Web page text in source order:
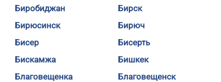
Биробиджан
Бирск
Бирюсинск
Бирюч
Бисер
Бисерть
Бискамжа
Бишкек
Благовещенка
Благовещенск